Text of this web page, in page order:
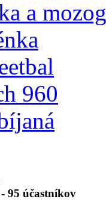
a mozog
960
95 účastníkov